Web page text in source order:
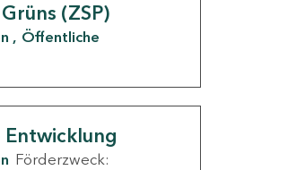
(ZSP)
Öffentliche
Förderzweck: